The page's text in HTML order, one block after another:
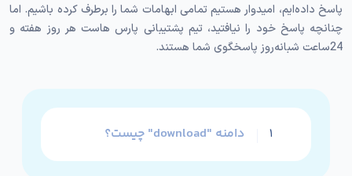
پاسخ داده‌ایم، امیدوار هستیم تمامی ابهامات شما را برطرف کرده باشیم. اما
چنانچه پاسخ خود را نیافتید، تیم پشتیبانی پارس هاست هر روز هفته و
24ساعت شبانه‌روز پاسخگوی شما هستند.
۱ دامنه "download" چیست؟